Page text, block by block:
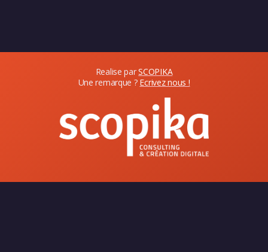
Realise parSCOPIKA
Une remarque ? Ecrivez nous !